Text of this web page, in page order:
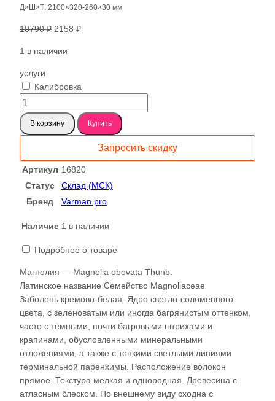
Д×Ш×Т: 2100×320-260×30 мм
10790₽ Первоначальная
составляла
2158 ₽Текущая
1 в наличии
услуги
Калибровка
Количество
товара
Магнолия
слэб,
(Obovata
Thunb)
В корзину Купить
Запросить скидку
Артикул 16820
Статус
Склад (МСК)
Бренд
Varman.pro
Наличие 1 в наличии
Подробнее о товаре
Магнолия — Magnolia obovata Thunb.
Латинское название Семейство Magnoliaceae
Заболонь кремово-белая. Ядро светло-соломенного
цвета, с зеленоватым или иногда багрянистым оттенком,
часто с тёмными, почти багровыми штрихами и
крапинами, обусловленными минеральными
отложениями, а также с тонкими светлыми линиями
терминальной паренхимы. Расположение волокон
прямое. Текстура мелкая и однородная. Древесина с
атласным блеском. По внешнему виду сходна с